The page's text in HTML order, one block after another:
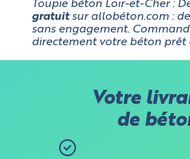
Toupie béton Loir-et-Cher :
gratuitsur allobéton.com :
sans engagement.
directement votre béton prêt
Votre
de